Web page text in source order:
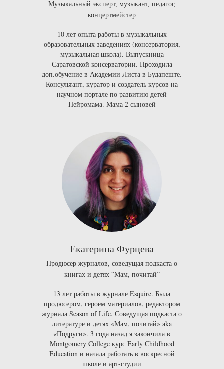
Музыкальный эксперт, музыкант, педагог,
концертмейстер
10 лет опыта работы в музыкальных
образовательных заведениях (консерватория,
музыкальная школа). Выпускница
Саратовской консерватории. Проходила
доп.обучение в Академии Листа в Будапеште.
Консультант, куратор и создатель курсов на
научном портале по развитию детей
Нейромама. Мама 2 сыновей
Екатерина Фурцева
Продюсер журналов, соведущая подкаста о
книгах и детях “Мам, почитай”
13 лет работы в журнале Esquire. Была
продюсером, героем материалов, редактором
журнала Season of Life. Соведущая подкаста о
литературе и детях «Мам, почитай» aka
«Подруги». 3 года назад я закончила в
Montgomery College курс Early Childhood
Educationи начала работать в воскресной
школе и арт-студии